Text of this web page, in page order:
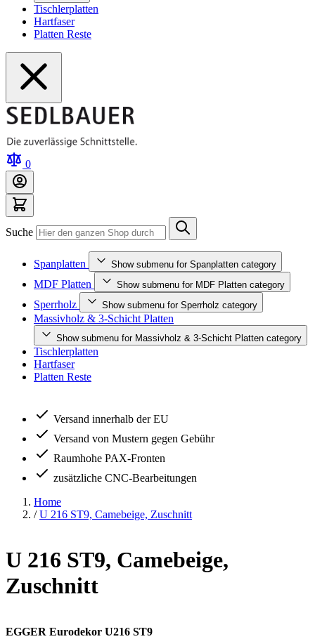
Tischlerplatten
Hartfaser
Platten Reste
0
Suche
Spanplatten Show submenu for Spanplatten category
MDF Platten Show submenu for MDF Platten category
Sperrholz Show submenu for Sperrholz category
Massivholz & 3-Schicht Platten
Show submenu for Massivholz & 3-Schicht Platten category
Tischlerplatten
Hartfaser
Platten Reste
Versand innerhalb der EU
Versand von Mustern gegen Gebühr
Raumhohe PAX-Fronten
zusätzliche CNC-Bearbeitungen
Home
/ U 216 ST9, Camebeige, Zuschnitt
U 216 ST9, Camebeige,
Zuschnitt
EGGER Eurodekor U216 ST9